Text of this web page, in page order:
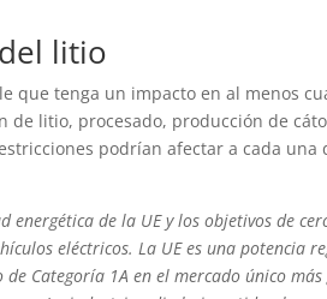
litio
que tenga un impacto en al menos
de litio, procesado, producción de
podrían afectar a cada una
energética de la UE y los objetivos de
eléctricos. La UE es una potencia
Categoría 1A en el mercado único